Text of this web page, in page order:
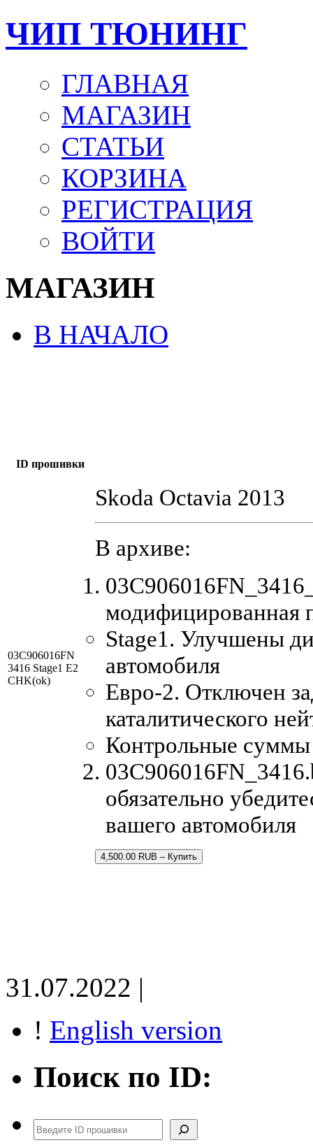
ЧИП ТЮНИНГ
ГЛАВНАЯ
МАГАЗИН
СТАТЬИ
КОРЗИНА
РЕГИСТРАЦИЯ
ВОЙТИ
МАГАЗИН
В НАЧАЛО
ID прошивки
03C906016FN
3416 Stage1 E2
CHK(ok)
Skoda Octavia 2013
В архиве:
модифицированная
Stage1. Улучшены
автомобиля
Евро-2. Отключен
каталитического
Контрольные
обязательно
вашего автомобиля
4,500.00 RUB – Купить
31.07.2022 |
! English version
Поиск по ID:
Поиск